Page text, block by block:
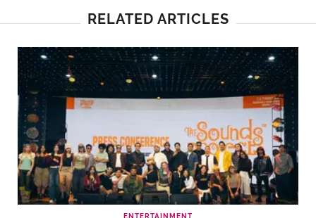
RELATED ARTICLES
ENTERTAINMENT